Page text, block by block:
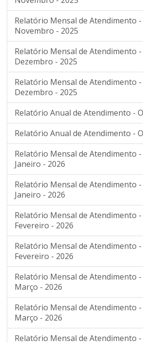
Relatório Mensal de Atendimento
Novembro - 2025
Relatório Mensal de Atendimento
Dezembro - 2025
Relatório Mensal de Atendimento
Dezembro - 2025
Relatório Anual de Atendimento -
Relatório Anual de Atendimento -
Relatório Mensal de Atendimento
Janeiro - 2026
Relatório Mensal de Atendimento
Janeiro - 2026
Relatório Mensal de Atendimento
Fevereiro - 2026
Relatório Mensal de Atendimento
Fevereiro - 2026
Relatório Mensal de Atendimento
Março - 2026
Relatório Mensal de Atendimento
Março - 2026
Relatório Mensal de Atendimento